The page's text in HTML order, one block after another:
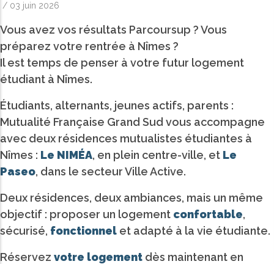
/ 03 juin 2026
Vous avez vos résultats Parcoursup ? Vous
préparez votre rentrée à Nîmes ?
Il est temps de penser à votre futur logement
étudiant à Nîmes.
Étudiants, alternants, jeunes actifs, parents :
Mutualité Française Grand Sud vous accompagne
avec deux résidences mutualistes étudiantes à
Nîmes : Le NIMÉA, en plein centre-ville, et Le
Paseo, dans le secteur Ville Active.
Deux résidences, deux ambiances, mais un même
objectif : proposer un logement confortable,
sécurisé, fonctionnel et adapté à la vie étudiante.
Réservez votre logement dès maintenant en